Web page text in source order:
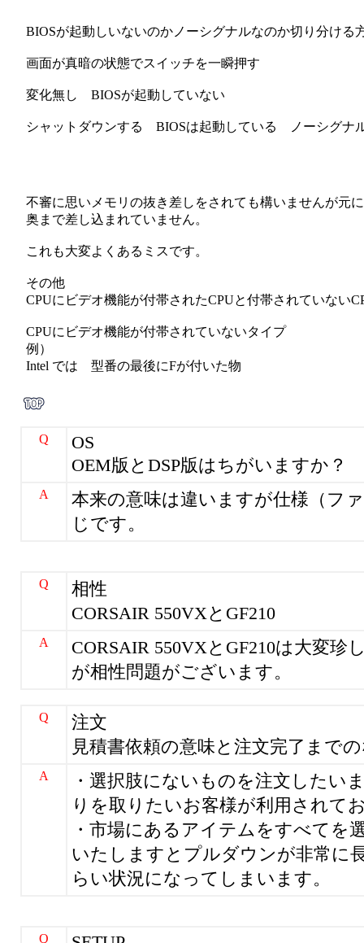
BIOSが起動しいないのかノーシグナルなのか切り分ける
画面が真暗の状態でスイッチを一瞬押す
変化無し BIOSが起動していない
シャットダウンする BIOSは起動している ノーシグナ
不審に思いメモリの抜き差しをされても構いませんが元
奥まで差し込まれていません。
これも大変よくあるミスです。
その他
CPUにビデオ機能が付帯されたCPUと付帯されていない
CPUにビデオ機能が付帯されていないタイプ
例）
Intel では 型番の最後にFが付いた物
Q
OS
OEM版とDSP版はちがいますか？
A
本来の意味は違いますが仕様（フ
じです。
Q
相性
CORSAIR 550VXとGF210
A
CORSAIR 550VXとGF210は大変珍
が相性問題がございます。
Q
注文
見積書依頼の意味と注文完了まで
A
・選択肢にないものを注文したい
りを取りたいお客様が利用されて
・市場にあるアイテムをすべてを
いたしますとプルダウンが非常に
らい状況になってしまいます。
Q